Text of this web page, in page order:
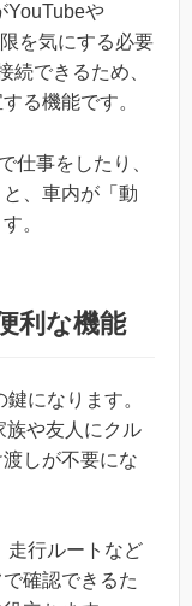
YouTubeや
を気にする必要
続できるため、
る機能です。
仕事をしたり、
、車内が「動
。
利な機能
になります。
族や友人にクル
しが不要にな
走行ルートなど
確認できるた